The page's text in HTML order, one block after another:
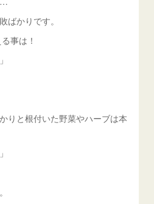
ばかりです。
事は！
りと根付いた野菜やハーブは本